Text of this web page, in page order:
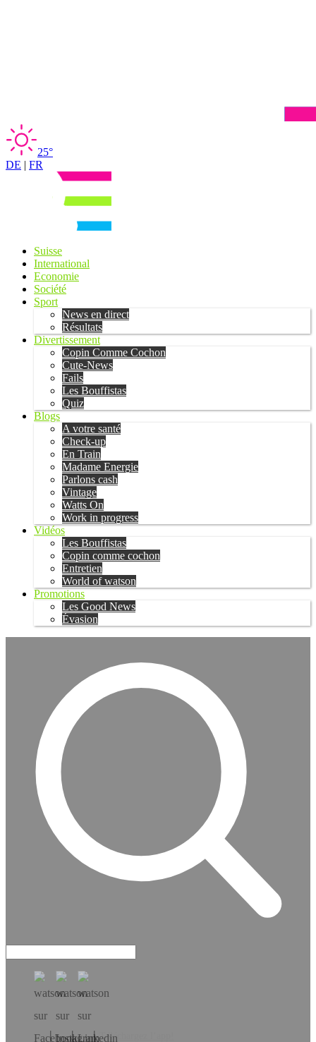
25°
DE | FR
Suisse
International
Economie
Société
Sport
News en direct
Résultats
Divertissement
Copin Comme Cochon
Cute-News
Fails
Les Bouffistas
Quiz
Blogs
A votre santé
Check-up
En Train
Madame Energie
Parlons cash
Vintage
Watts On
Work in progress
Vidéos
Les Bouffistas
Copin comme cochon
Entretien
World of watson
Promotions
Les Good News
Évasion
Téléchargez l’app!